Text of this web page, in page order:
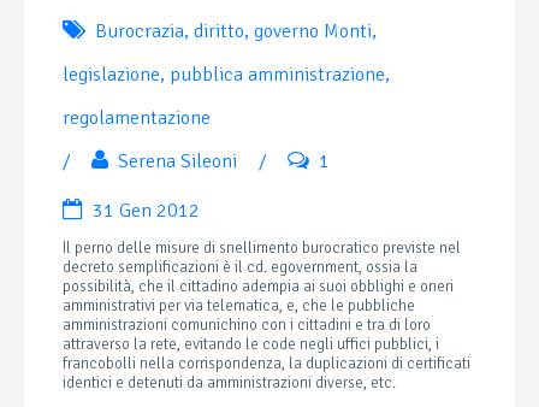
Burocrazia, diritto, governo Monti,
legislazione, pubblica amministrazione,
regolamentazione
/
Serena Sileoni / 1
31 Gen 2012
Il perno delle misure di snellimento burocratico previste nel
decreto semplificazioni è il cd. egovernment, ossia la
possibilità, che il cittadino adempia ai suoi obblighi e oneri
amministrativi per via telematica, e, che le pubbliche
amministrazioni comunichino con i cittadini e tra di loro
attraverso la rete, evitando le code negli uffici pubblici, i
francobolli nella corrispondenza, la duplicazioni di certificati
identici e detenuti da amministrazioni diverse, etc.